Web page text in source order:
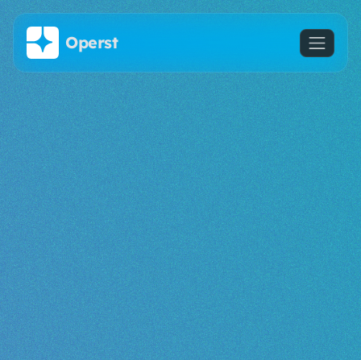
Saltar al contenido principal
Operst